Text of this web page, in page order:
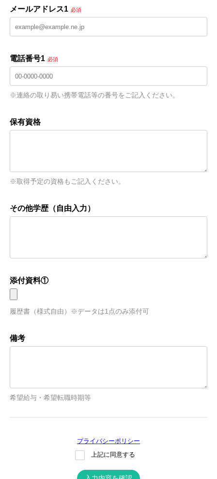
メールアドレス1 必須
電話番号1 必須
※連絡の取り易い携帯電話等の番号をご記入ください。
保有資格
※取得予定の資格もご記入ください。
その他学歴（自由入力）
添付資料①
履歴書（様式自由）※データは1点のみ添付可
備考
希望給与・希望転職時期等
プライバシーポリシー
上記に同意する